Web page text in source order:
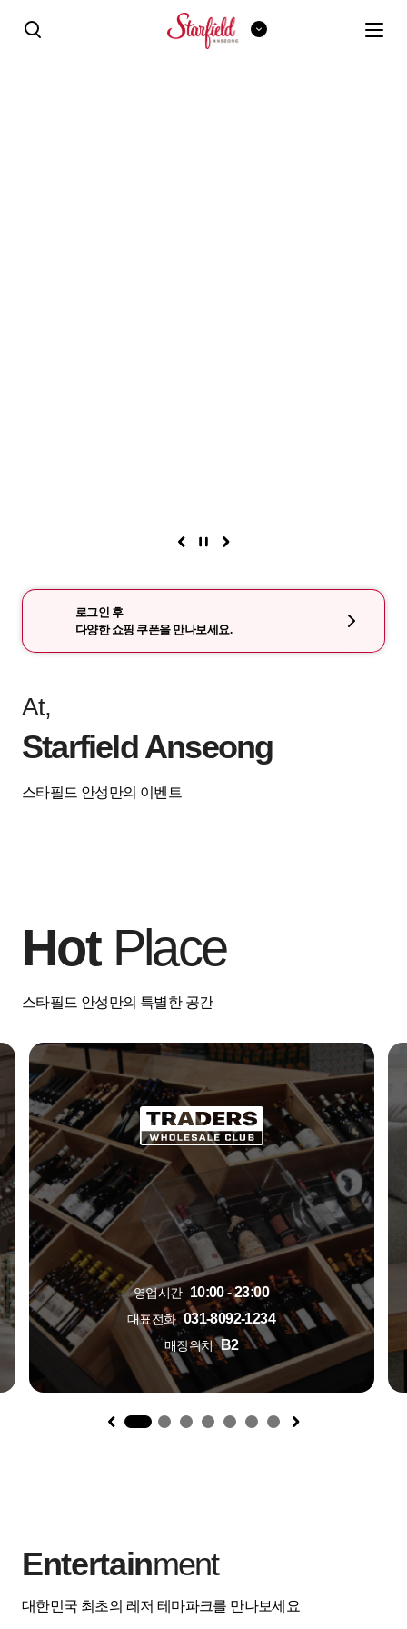
로그인 후
다양한 쇼핑 쿠폰을 만나보세요.
At,
Starfield Anseong
스타필드 안성만의 이벤트
HotPlace
스타필드 안성만의 특별한 공간
영업시간 10:00 - 23:00
대표전화 031-8092-1234
매장위치 B2
1
Entertainment
대한민국 최초의 레저 테마파크를 만나보세요